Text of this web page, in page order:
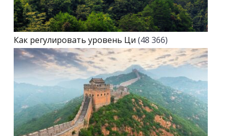
Как регулировать уровень Ци (48 366)